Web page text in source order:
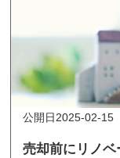
売却前にリノ
2025-02-15